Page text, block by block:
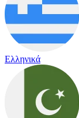
Ελληνικά